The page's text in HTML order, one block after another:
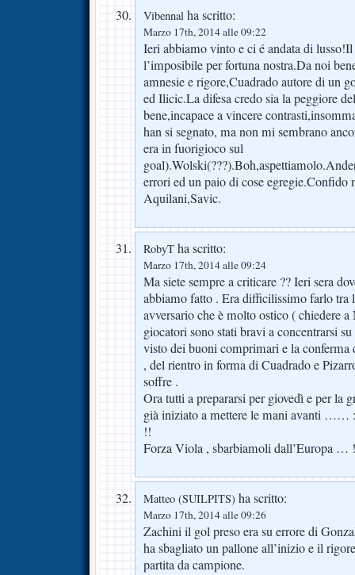
Vibennal ha scritto:
Marzo 17th, 2014 alle 09:22
Ieri abbiamo vinto e ci é andata di
l’imposibile per fortuna nostra.Da noi
amnesie e rigore,Cuadrado autore di un
ed Ilicic.La difesa credo sia la peggiore
bene,incapace a vincere
han si segnato, ma non mi sembrano
era in fuorigioco sul
errori ed un paio di cose
Aquilani,Savic.
RobyT ha scritto:
Marzo 17th, 2014 alle 09:24
Ma siete sempre a criticare ?? Ieri sera
abbiamo fatto . Era difficilissimo farlo tra
avversario che è molto ostico ( chiedere
giocatori sono stati bravi a concentrarsi
visto dei buoni comprimari e la conferma
, del rientro in forma di Cuadrado e
soffre .
Ora tutti a prepararsi per giovedì e per la
già iniziato a mettere le mani avanti
!!
Forza Viola , sbarbiamoli dall’Europa …
Matteo (SUILPITS) ha scritto:
Marzo 17th, 2014 alle 09:26
Zachini il gol preso era su errore di
ha sbagliato un pallone all’inizio e il
partita da campione.